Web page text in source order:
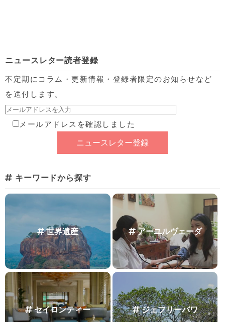
ニュースレター読者登録
不定期にコラム・更新情報・登録者限定のお知らせなど
を送付します。
メールアドレスを確認しました
キーワードから探す
世界遺産 アーユルヴェーダ
セイロンティー ジェフリーバワ